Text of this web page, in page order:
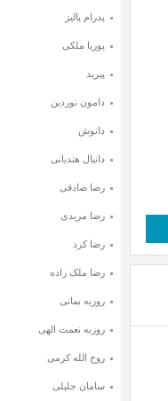
پدرام پالیز
پوریا ملکی
پیربد
دامون نوردین
دانوش
دانیال هندیانی
رضا صادقی
رضا مریدی
رضا کرد
رضا ملک زاده
روزبه بمانی
روزبه نعمت الهی
روح الله کرمی
سامان جلیلی